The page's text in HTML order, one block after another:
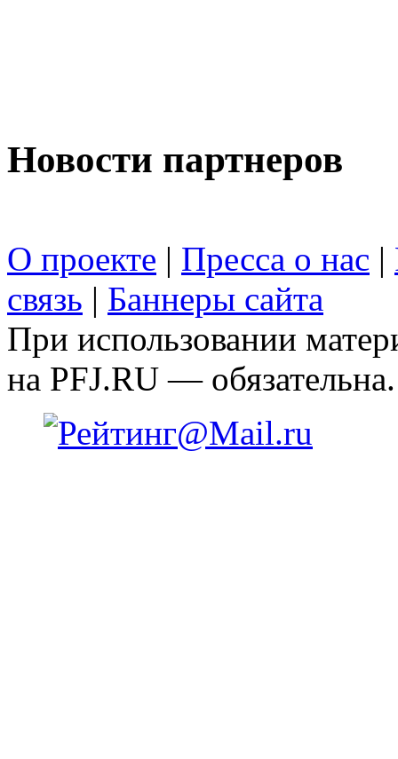
Новости партнеров
О проекте | Пресса о нас |
связь | Баннеры сайта
При использовании
на PFJ.RU — обязательна.